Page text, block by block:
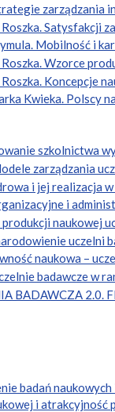
zarządzania
Satysfakcji
Mobilność i
Wzorce
Koncepcje
Kwieka. Polscy
szkolnictwa
zarządzania
i jej realizacja
i
naukowej
uczelni
naukowa –
badawcze w
BADAWCZA 2.0.
badań
i atrakcyjność